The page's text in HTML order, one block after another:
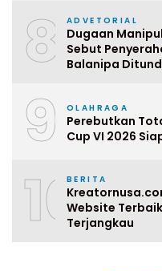
8 ADVETORIAL
Dugaan
Sebut
Balanipa
9 OLAHRAGA
Perebutkan
Cup VI 2026
10BERITA
Website
Terjangkau